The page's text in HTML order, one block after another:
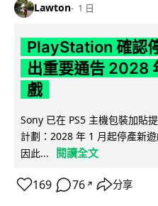
Lawton 1 日
PlayStation 確認
出重要通告 2028
戲
Sony 已在 PS5 主機包裝加貼
計劃：2028 年 1 月起停產新
因此...
閱讀全文
169 76 ↗ 分享